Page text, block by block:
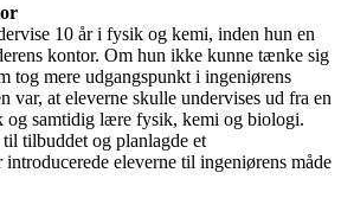
10 år i fysik og kemi, inden hun en
kontor. Om hun ikke kunne tænke sig
tog mere udgangspunkt i ingeniørens
var, at eleverne skulle undervises ud fra en
og samtidig lære fysik, kemi og biologi.
tilbuddet og planlagde et
eleverne til ingeniørens måde